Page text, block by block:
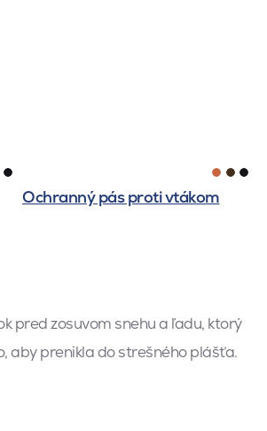
Ochranný pás proti vtákom
pred zosuvom snehu a ľadu, ktorý
aby prenikla do strešného plášťa.